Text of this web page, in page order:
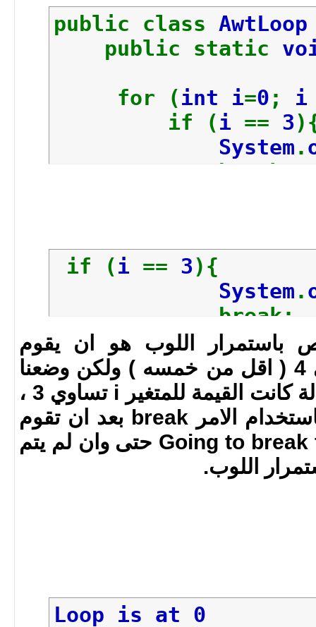
public class
public static
for (int i=0 ;
if (i == 3
System .
}
}
if (i == 3){
System .
}
باستمرار اللوب هو ان يقوم
بطباعة قيمة i من 0 الى 4 ( اقل من خمسه ) ولكن وضعنا
جملة شرطية بانه في حالة كانت القيمة للمتغير i تساوي 3 ،
قم بالخروج من اللوب باستخدام الامر break بعد ان تقوم
بطباعة الجملة Going to break the loop حتى وان لم يتم
اللوب.
Loop is at 0